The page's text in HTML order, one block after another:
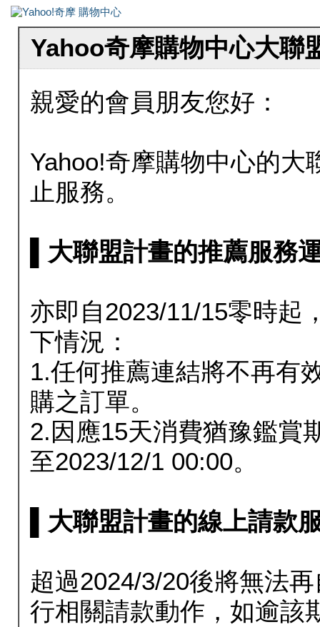
Yahoo奇摩購物中心大聯
親愛的會員朋友您好：
Yahoo!奇摩購物中心的大
止服務。
▌大聯盟計畫的推薦服務
亦即自2023/11/15零時起
下情況：
1.任何推薦連結將不再有
購之訂單。
2.因應15天消費猶豫鑑賞
至2023/12/1 00:00。
▌大聯盟計畫的線上請款
超過2024/3/20後將無法
行相關請款動作，如逾該